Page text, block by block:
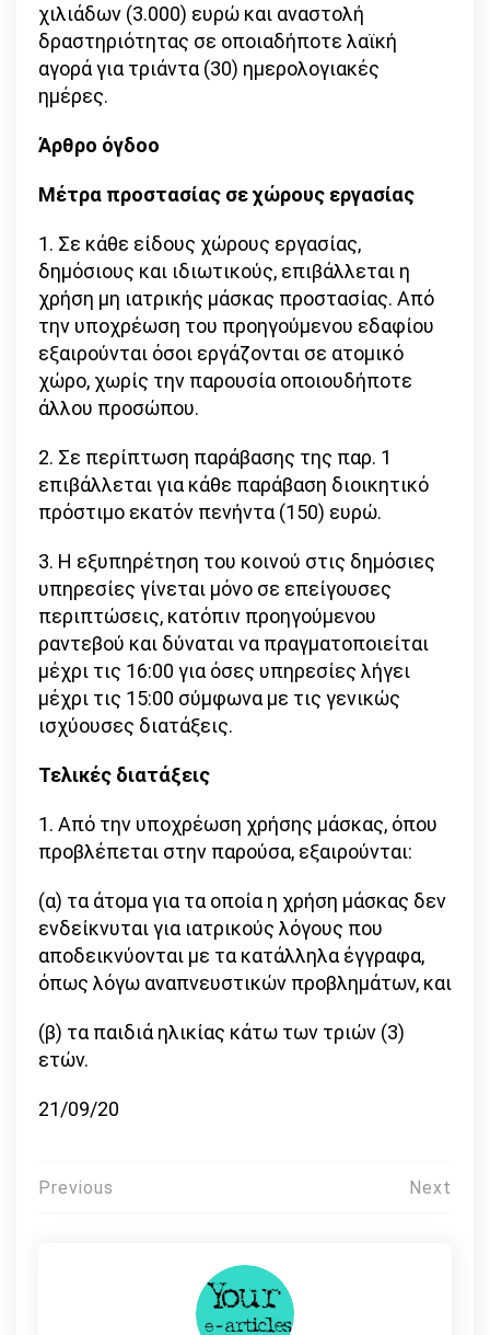
χιλιάδων (3.000) ευρώ και αναστολή
δραστηριότητας σε οποιαδήποτε λαϊκή
αγορά για τριάντα (30) ημερολογιακές
ημέρες.
Άρθρο όγδοο
Μέτρα προστασίας σε χώρους εργασίας
1. Σε κάθε είδους χώρους εργασίας,
δημόσιους και ιδιωτικούς, επιβάλλεται η
χρήση μη ιατρικής μάσκας προστασίας. Από
την υποχρέωση του προηγούμενου εδαφίου
εξαιρούνται όσοι εργάζονται σε ατομικό
χώρο, χωρίς την παρουσία οποιουδήποτε
άλλου προσώπου.
2. Σε περίπτωση παράβασης της παρ. 1
επιβάλλεται για κάθε παράβαση διοικητικό
πρόστιμο εκατόν πενήντα (150) ευρώ.
3. Η εξυπηρέτηση του κοινού στις δημόσιες
υπηρεσίες γίνεται μόνο σε επείγουσες
περιπτώσεις, κατόπιν προηγούμενου
ραντεβού και δύναται να πραγματοποιείται
μέχρι τις 16:00 για όσες υπηρεσίες λήγει
μέχρι τις 15:00 σύμφωνα με τις γενικώς
ισχύουσες διατάξεις.
Τελικές διατάξεις
1. Από την υποχρέωση χρήσης μάσκας, όπου
προβλέπεται στην παρούσα, εξαιρούνται:
(α) τα άτομα για τα οποία η χρήση μάσκας δεν
ενδείκνυται για ιατρικούς λόγους που
αποδεικνύονται με τα κατάλληλα έγγραφα,
όπως λόγω αναπνευστικών προβλημάτων, και
(β) τα παιδιά ηλικίας κάτω των τριών (3)
ετών.
21/09/20
Πλοήγηση
Previous Next